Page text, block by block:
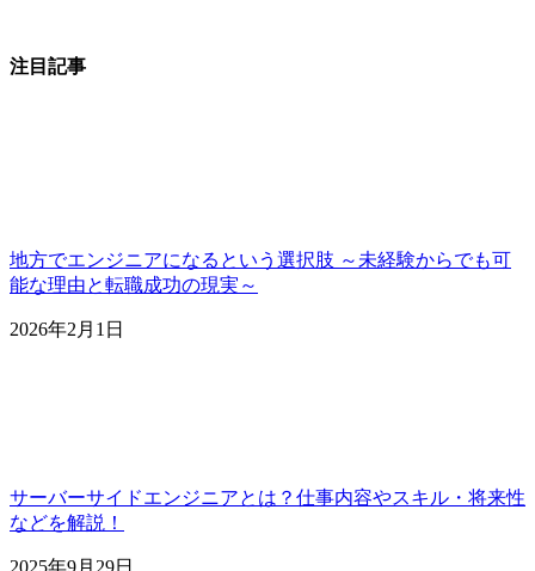
注目記事
地方でエンジニアになるという選択肢 ～未経験からでも可
能な理由と転職成功の現実～
2026年2月1日
サーバーサイドエンジニアとは？仕事内容やスキル・将来性
などを解説！
2025年9月29日